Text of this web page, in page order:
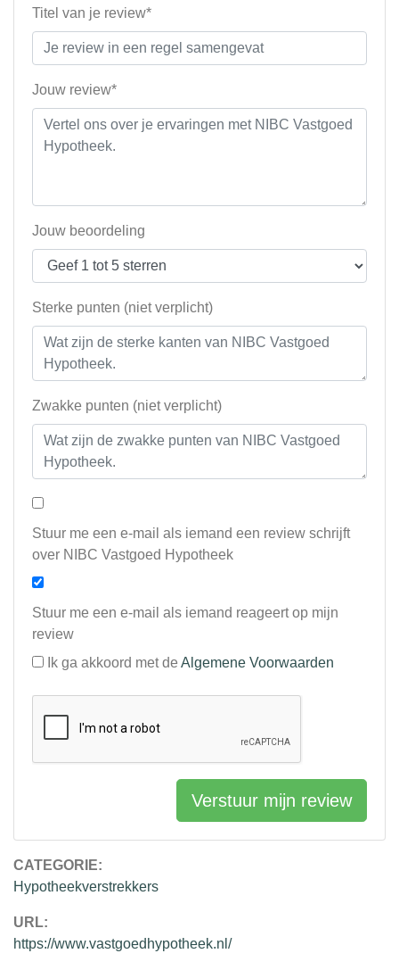
CATEGORIE:
Hypotheekverstrekkers
URL:
https://www.vastgoedhypotheek.nl/
Titel van je review*
Jouw review*
Jouw beoordeling
Sterke punten (niet verplicht)
Zwakke punten (niet verplicht)
Stuur me een e-mail als iemand een review schrijft
over NIBC Vastgoed Hypotheek
Stuur me een e-mail als iemand reageert op mijn
review
Ik ga akkoord met de Algemene Voorwaarden
Verstuur mijn review